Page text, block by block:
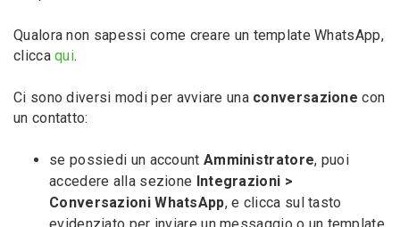
Qualora non sapessi come creare un template WhatsApp,
cliccaqui.
Ci sono diversi modi per avviare una conversazione con
un contatto:
se possiedi un account Amministratore, puoi
accedere alla sezione Integrazioni >
Conversazioni WhatsApp, e clicca sul tasto